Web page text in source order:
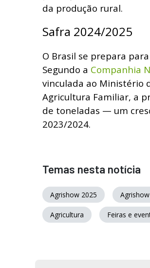
da produção rural.
Safra 2024/2025
O Brasil se prepara
Segundo a Companhia
vinculada ao Ministério
Agricultura Familiar, a
de toneladas — um
2023/2024.
Temas nesta notícia
Agrishow 2025 Agrishow
Agricultura Feiras e